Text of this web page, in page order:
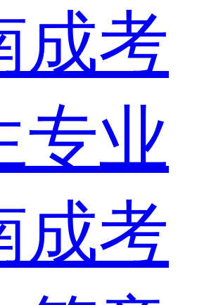
成考
专业
成考